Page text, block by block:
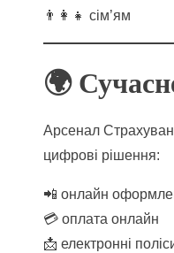
👨‍👩‍👧 сім’ям
🌍
Арсенал
цифрові рішення:
📲 онлайн
💳 оплата онлайн
📩 електронні